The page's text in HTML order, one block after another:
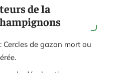
de la
: Cercles de gazon mort ou